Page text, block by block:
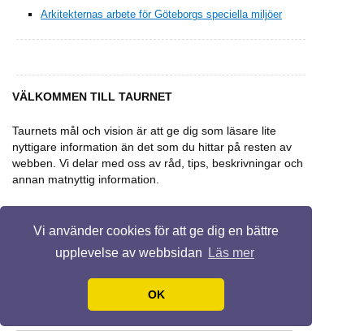
Vi använder cookies för att ge dig en bättre
upplevelse av webbsidan
Läs mer
OK
Arkitekternas arbete för Göteborgs speciella miljöer
VÄLKOMMEN TILL TAURNET
Taurnets mål och vision är att ge dig som läsare lite
nyttigare information än det som du hittar på resten av
webben. Vi delar med oss av råd, tips, beskrivningar och
annan matnyttig information.
© 2026 Taurnet.se. Alla rättigheter